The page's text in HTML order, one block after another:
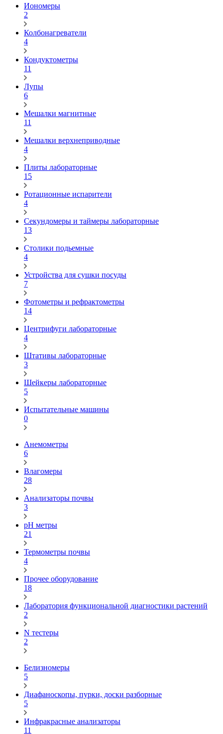
Иономеры
2
Колбонагреватели
4
Кондуктометры
11
Лупы
6
Мешалки магнитные
11
Мешалки верхнеприводные
4
Плиты лабораторные
15
Ротационные испарители
4
Секундомеры и таймеры лабораторные
13
Столики подьемные
4
Устройства для сушки посуды
7
Фотометры и рефрактометры
14
Центрифуги лабораторные
4
Штативы лабораторные
3
Шейкеры лабораторные
5
Испытательные машины
0
Анемометры
6
Влагомеры
28
Анализаторы почвы
3
pH метры
21
Термометры почвы
4
Прочее оборудование
18
Лаборатория функциональной диагностики растений
2
N тестеры
2
Белизномеры
5
Диафаноскопы, пурки, доски разборные
5
Инфракрасные анализаторы
11